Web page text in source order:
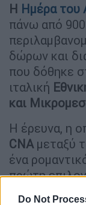
Do Not
Η Ημέρα του
πάνω από
δώρων και
που δόθηκε
ιταλική
και
Η έρευνα, η
CNA μεταξύ
ένα
πρώτη